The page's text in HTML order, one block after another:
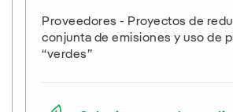
Proveedores - Proyectos de
conjunta de emisiones y uso de
“verdes”